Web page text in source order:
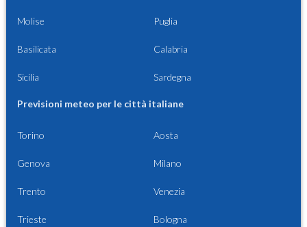
Molise Puglia
Basilicata Calabria
Sicilia Sardegna
Previsioni meteo per le città italiane
Torino Aosta
Genova Milano
Trento Venezia
Trieste Bologna